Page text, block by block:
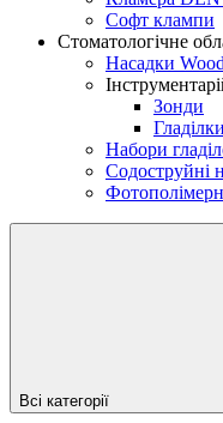
Софт клампи
Стоматологічне
Насадки
Зонди
Гладілки
Набори
Содоструйні
Всі категорії